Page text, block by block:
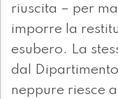
riuscita – per
imporre la
esubero. La
dal
neppure riesce